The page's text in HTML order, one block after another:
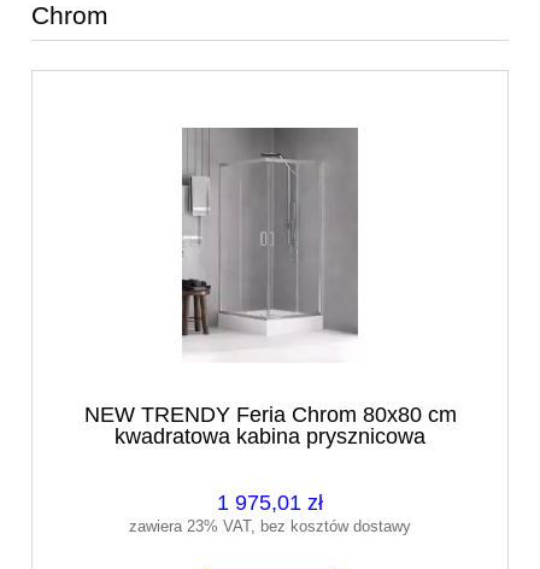
Chrom
NEW TRENDY Feria Chrom 80x80 cm
kwadratowa kabina prysznicowa
1 975,01 zł
zawiera 23% VAT, bez kosztów dostawy